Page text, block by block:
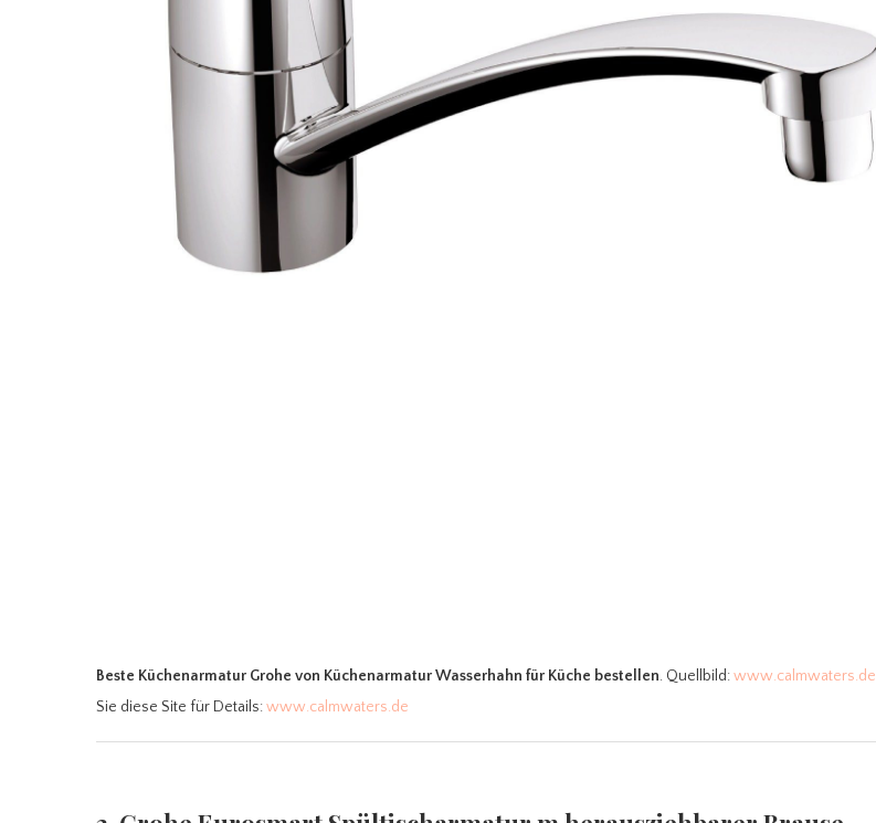
Beste Küchenarmatur Grohe von Küchenarmatur Wasserhahn für Küche bestellen. Quellbild:www.calmwaters.de
Sie diese Site für Details:www.calmwaters.de